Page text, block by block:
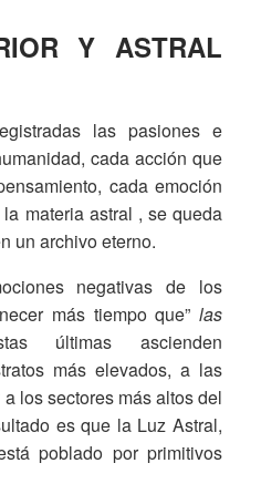
Y ASTRAL
las pasiones e
cada acción que
cada emoción
materia astral , se queda
un archivo eterno.
negativas de los
más tiempo que” las
últimas ascienden
más elevados, a las
los sectores más altos del
es que la Luz Astral,
poblado por primitivos